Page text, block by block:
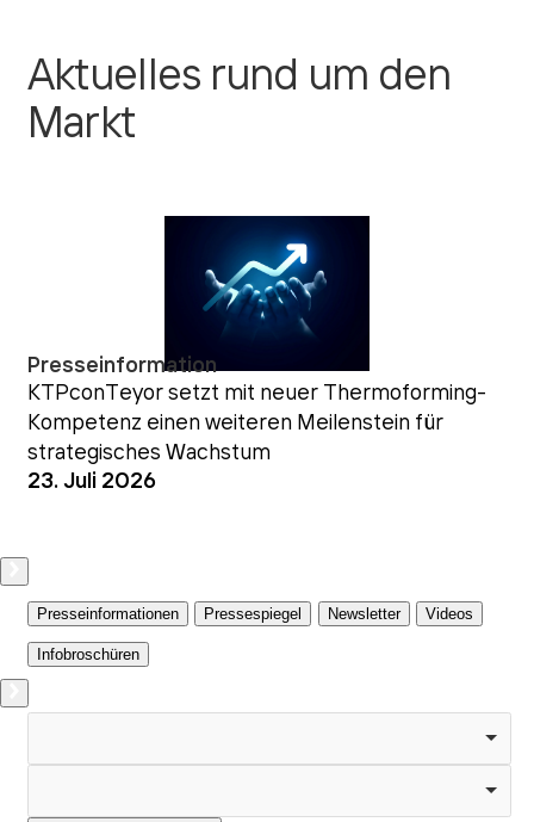
Aktuelles rund um den
Markt
Presseinformation
KTPconTeyor setzt mit neuer Thermoforming-
Kompetenz einen weiteren Meilenstein für
strategisches Wachstum
23. Juli 2026
Presseinformationen Pressespiegel Newsletter Videos
Infobroschüren